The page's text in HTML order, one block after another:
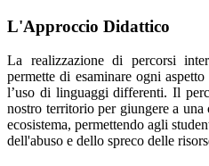
L'Approccio Didattico
La realizzazione di percorsi
permette di esaminare ogni
l’uso di linguaggi differenti. Il
nostro territorio per giungere a una
ecosistema, permettendo agli
dell'abuso e dello spreco delle